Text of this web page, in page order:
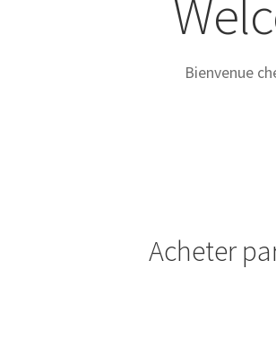
Bienvenue
Acheter